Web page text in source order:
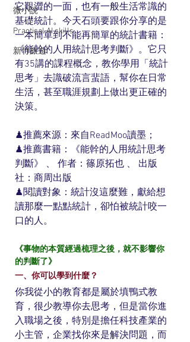
微小說
Practical AI skills
新竹旅遊
它艱澀的一面，也有一般生活常識的
基礎統計。今天石頭要跟你分享的是
一本簡單到不能再簡單的統計書籍：
《能幹的人用統計思考判斷》。它只
有35講的課程概念，教你學用「統計
思考」去識破流言蜚語，幫你在日常
生活，甚至職涯規劃上做出更正確的
決策。
♟推薦來源：來自ReadMoo讀墨；
♟推薦書籍：《能幹的人用統計思考
判斷》 、 作者：篠原拓也 、 出版
社：商周出版
♟閱讀對象：統計沒這麼難，獻給想
讀那麼一點點統計，卻怕被統計咬一
口的人。
《事物的本質經過梳理之後，就不影響你
的判斷了》
一、你可以學到什麼？
你我從小的教育都是屬於填鴨式教
育，很少教導你去思考，但是當你進
入職場之後，特別是擔任科技產業的
小主管，企業找你來是解決問題，而